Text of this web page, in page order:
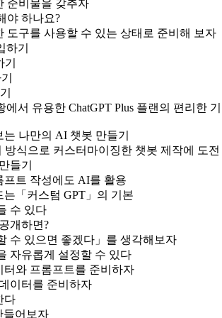
준비물을 갖추자
야 하나요?
도구를 사용할 수 있는 상태로 준비해 보자
하기
에서 유용한 ChatGPT Plus 플랜의 편리한
나만의 AI 챗봇 만들기
방식으로 커스터마이징한 챗봇 제작에 도전
들기
프트 작성에도 AI를 활용
는「커스텀 GPT」의 기본
수 있다
개하면?
수 있으면 좋겠다」를 생각해보자
자유롭게 설정할 수 있다
터와 프롬프트를 준비하자
이터를 준비하자
다
들어보자